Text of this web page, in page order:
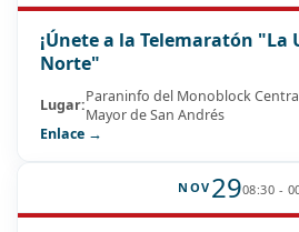
¡Únete a la Telemaratón "La
Norte"
Lugar:Paraninfo del Monoblock
Mayor de San Andrés
Enlace →
NOV 2908:30 -